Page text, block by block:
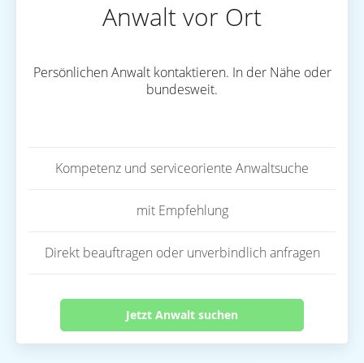
Anwalt vor Ort
Persönlichen Anwalt kontaktieren. In der Nähe oder
bundesweit.
Kompetenz und serviceoriente Anwaltsuche
mit Empfehlung
Direkt beauftragen oder unverbindlich anfragen
Jetzt Anwalt suchen